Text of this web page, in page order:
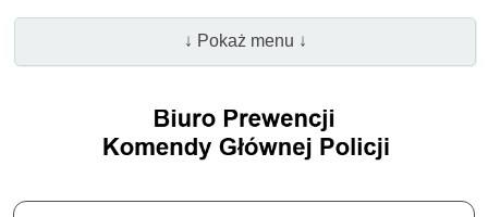
↓ Pokaż menu ↓